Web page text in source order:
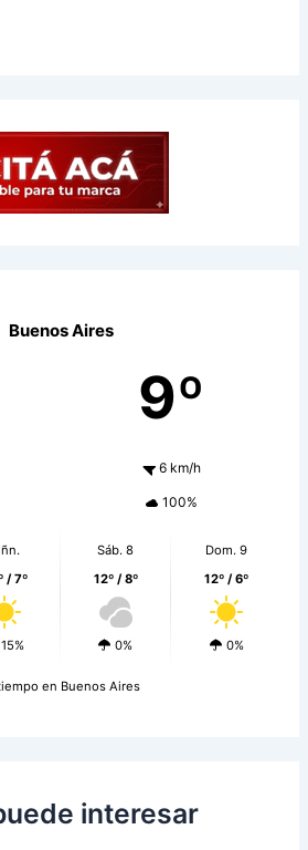
Buenos Aires
9º
6 km/h
100%
/ 7º
15%
Sáb. 8
12º / 8º
0%
Dom. 9
12º / 6º
0%
en Buenos Aires
interesar